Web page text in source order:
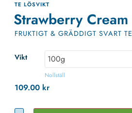
TE LÖSVIKT
Strawberry Cream
FRUKTIGT & GRÄDDIGT SVART TE
Vikt
Nollställ
109.00 kr